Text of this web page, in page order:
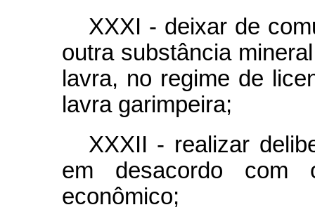
XXXI - deixar de
outra substância
lavra, no regime de
lavra garimpeira;
XXXII - realizar
em desacordo com
econômico;